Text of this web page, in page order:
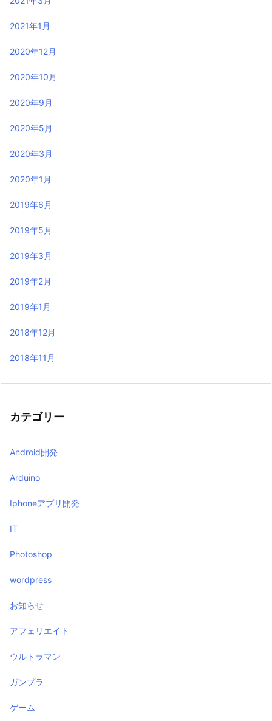
2021年1月
2020年12月
2020年10月
2020年9月
2020年5月
2020年3月
2020年1月
2019年6月
2019年5月
2019年3月
2019年2月
2019年1月
2018年12月
2018年11月
カテゴリー
Android開発
Arduino
Iphoneアプリ開発
IT
Photoshop
wordpress
お知らせ
アフェリエイト
ウルトラマン
ガンプラ
ゲーム